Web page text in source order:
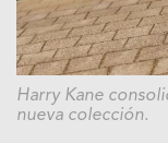
Harry Kane
nueva colección.